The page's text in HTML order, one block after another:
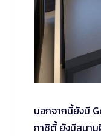
นอกจากนี้ยังมี
กาซิตี้ ยังมีสนา